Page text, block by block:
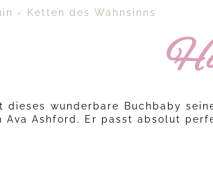
dieses wunderbare Buchbaby
Ava Ashford. Er passt absolut